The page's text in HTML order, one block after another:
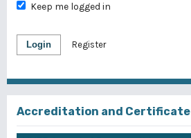
Keep me logged in
Login Register
Accreditation and Certificate